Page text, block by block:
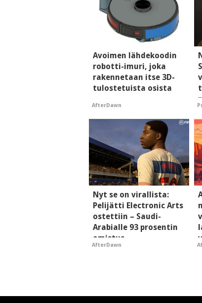
Avoimen lähdekoodin
robotti-imuri, joka
rakennetaan itse 3D-
tulostetuista osista
AfterDawn
Nyt se on virallista:
Pelijätti Electronic Arts
ostettiin – Saudi-
Arabialle 93 prosentin
omistus
AfterDawn